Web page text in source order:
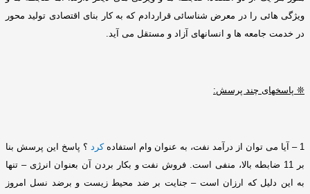
ویژگی هائی را در معرض شناسائی قراردادم که به کار بنای اقتصادی تولید محور
در خدمت جامعه ها و انسانهای آزاد و مستقل می آید
❊ پاسخهای چند پرسش:
1 – آیا می توان از درآمد نفت، به عنوان وام استفادهکرد ؟ پاسخ این پرسش بنا
بر
11 ضابطه بالا، منفی است. فروش نفت و بکار بردن آن بعنوان انرژی – تنها
به این دلیل که ارزان است – جنایت بر ضد محیط زیست و برضد نسل امروز